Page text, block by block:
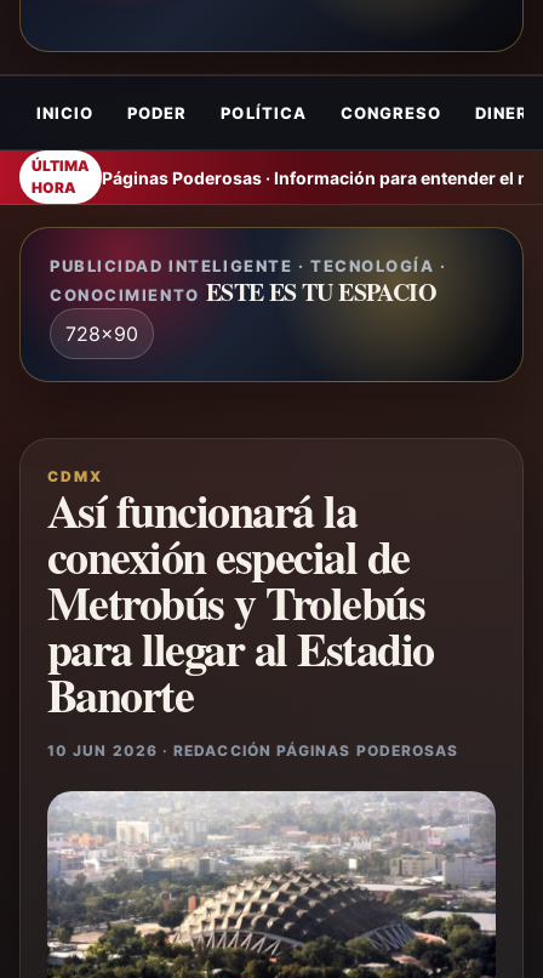
INICIO PODER POLÍTICA CONGRESO DINERO
ÚLTIMA
HORA
Páginas Poderosas · Información para entender el
PUBLICIDAD INTELIGENTE · TECNOLOGÍA ·
CONOCIMIENTO ESTE ES TU ESPACIO
728x90
CDMX
Así funcionará la
conexión especial de
Metrobús y Trolebús
para llegar al Estadio
Banorte
10 JUN 2026 · REDACCIÓN PÁGINAS PODEROSAS